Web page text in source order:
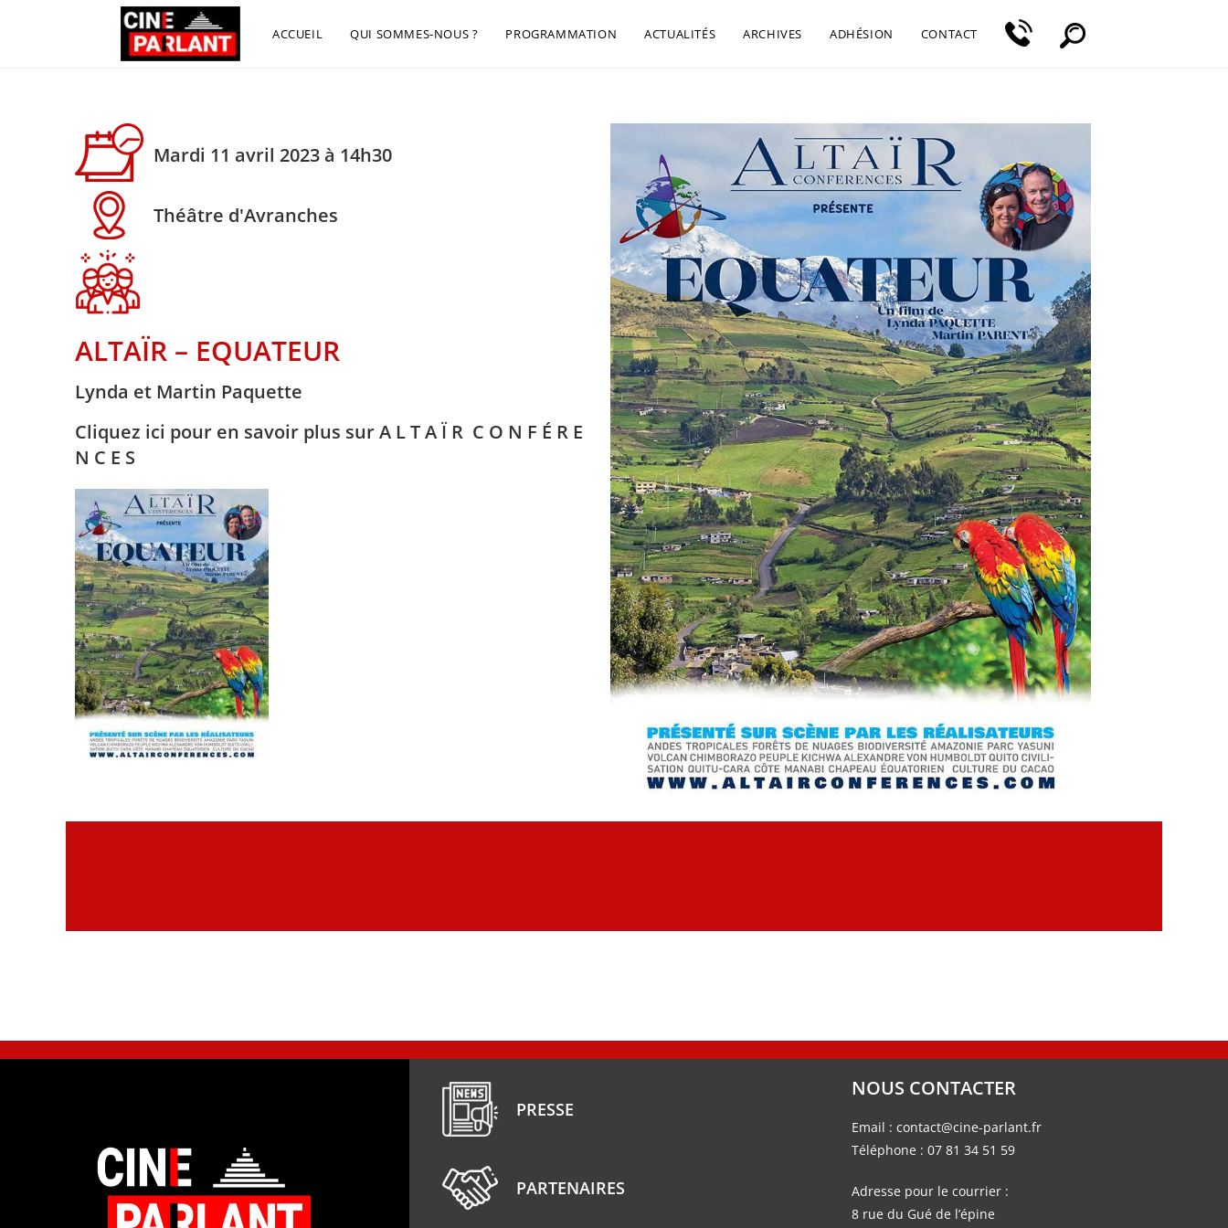
ACCUEIL QUI SOMMES-NOUS ? PROGRAMMATION ACTUALITÉS ARCHIVES ADHÉSION CONTACT
Mardi 11 avril 2023 à 14h30
Théâtre d'Avranches
ALTAÏR – EQUATEUR
Lynda et Martin Paquette
Cliquez ici pour en savoir plus sur A L T A Ï R C O N F É R E
N C E S
PRESSE
PARTENAIRES
NOUS CONTACTER
Email : contact@cine-parlant.fr
Téléphone : 07 81 34 51 59
Adresse pour le courrier :
8 rue du Gué de l’épine